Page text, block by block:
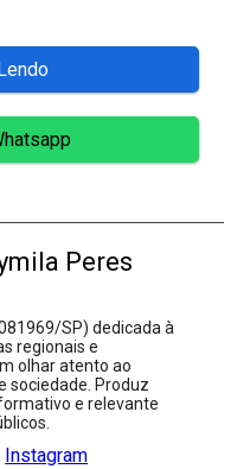
Peres
SP) dedicada à
regionais e
olhar atento ao
sociedade. Produz
e relevante
Instagram